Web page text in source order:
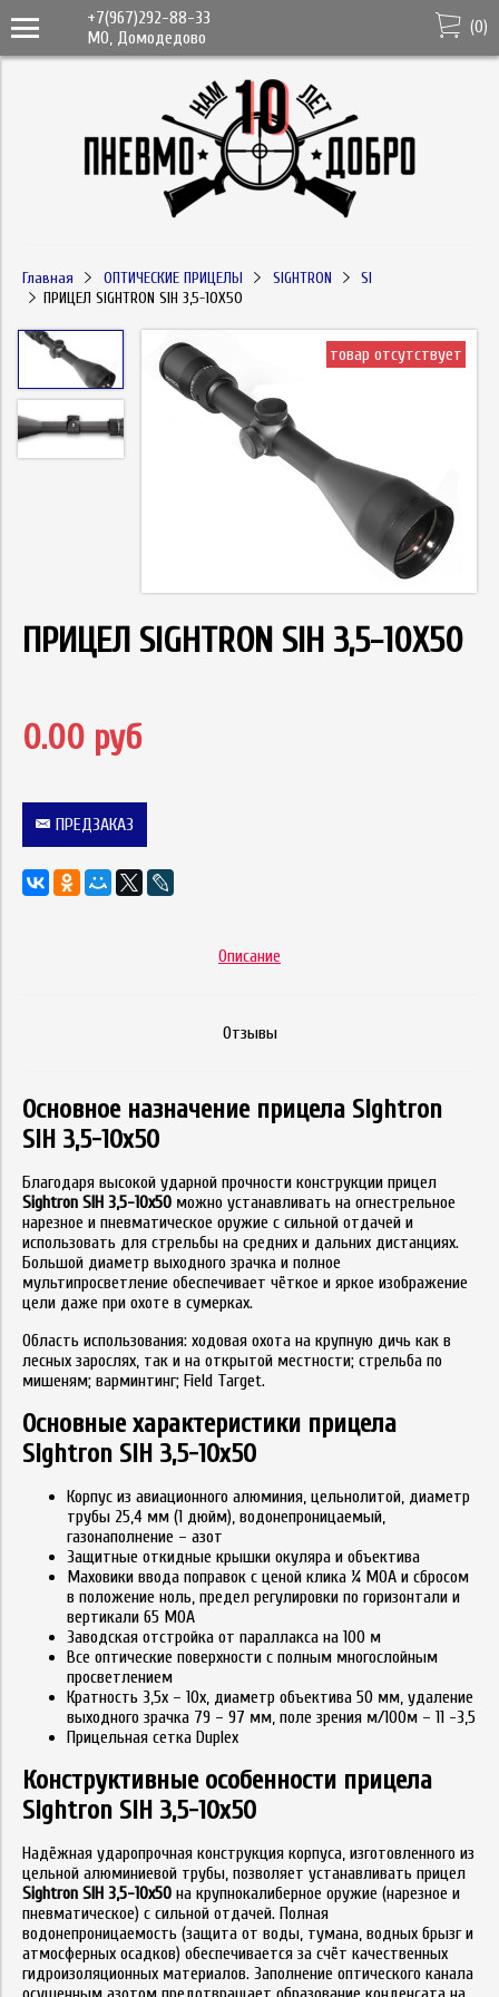
+7(967)292-88-33
МО, Домодедово
(0)
Главная ОПТИЧЕСКИЕ ПРИЦЕЛЫ SIGHTRON
SI
ПРИЦЕЛ SIGHTRON SIH 3,5-10Х50
товар отсутствует
ПРИЦЕЛ SIGHTRON SIH 3,5-10Х50
0.00 руб
ПРЕДЗАКАЗ
Описание
Отзывы
Основное назначение прицела Sightron
SIH 3,5-10х50
Благодаря высокой ударной прочности конструкции прицел
Sightron SIH 3,5-10х50 можно устанавливать на огнестрельное
нарезное и пневматическое оружие с сильной отдачей и
использовать для стрельбы на средних и дальних дистанциях.
Большой диаметр выходного зрачка и полное
мультипросветление обеспечивает чёткое и яркое изображение
цели даже при охоте в сумерках.
Область использования: ходовая охота на крупную дичь как в
лесных зарослях, так и на открытой местности; стрельба по
мишеням; варминтинг; Field Target.
Основные характеристики прицела
Sightron SIH 3,5-10х50
Корпус из авиационного алюминия, цельнолитой, диаметр
трубы 25,4 мм (1 дюйм), водонепроницаемый,
газонаполнение – азот
Защитные откидные крышки окуляра и объектива
Маховики ввода поправок с ценой клика ¼ MOA и сбросом
в положение ноль, предел регулировки по горизонтали и
вертикали 65 MOA
Заводская отстройка от параллакса на 100 м
Все оптические поверхности с полным многослойным
просветлением
Кратность 3,5х – 10х, диаметр объектива 50 мм, удаление
выходного зрачка 79 – 97 мм, поле зрения м/100м – 11 -3,5
Прицельная сетка Duplex
Конструктивные особенности прицела
Sightron SIH 3,5-10х50
Надёжная ударопрочная конструкция корпуса, изготовленного из
цельной алюминиевой трубы, позволяет устанавливать прицел
Sightron SIH 3,5-10х50 на крупнокалиберное оружие (нарезное и
пневматическое) с сильной отдачей. Полная
водонепроницаемость (защита от воды, тумана, водных брызг и
атмосферных осадков) обеспечивается за счёт качественных
гидроизоляционных материалов. Заполнение оптического канала